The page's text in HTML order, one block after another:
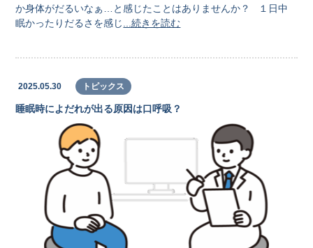
か身体がだるいなぁ…と感じたことはありませんか？ １日中
眠かったりだるさを感じ
...続きを読む
2025.05.30 トピックス
睡眠時によだれが出る原因は口呼吸？